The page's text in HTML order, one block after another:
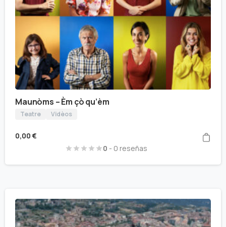
Maunòms – Èm çò qu’èm
Teatre Vidèos
0,00 €
0 - 0 reseñas